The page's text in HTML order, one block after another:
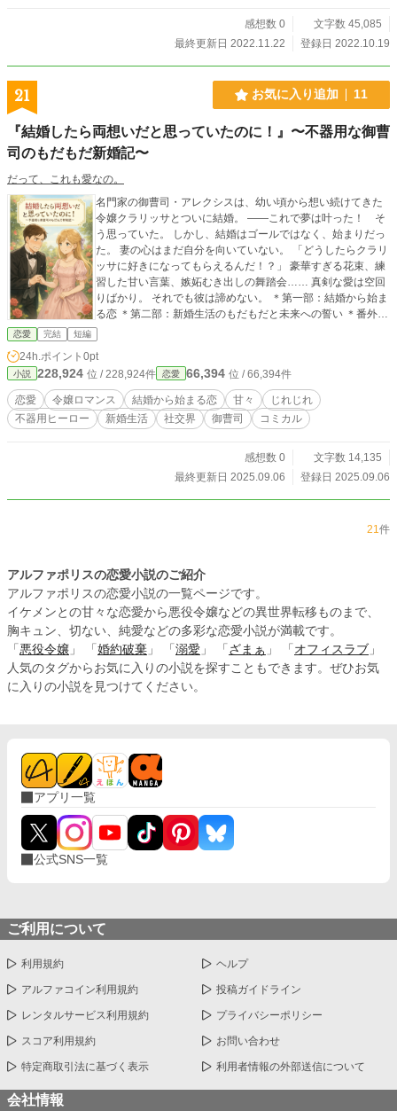
感想数 0
文字数 45,085
最終更新日 2022.11.22
登録日 2022.10.19
21 お気に入り追加 11
『結婚したら両想いだと思っていたのに！』〜不器用な御曹
司のもだもだ新婚記〜
だって、これも愛なの。
名門家の御曹司・アレクシスは、幼い頃から想い続けてきた
令嬢クラリッサとついに結婚。 ――これで夢は叶った！ そ
う思っていた。 しかし、結婚はゴールではなく、始まりだっ
た。 妻の心はまだ自分を向いていない。 「どうしたらクラリ
ッサに好きになってもらえるんだ！？」 豪華すぎる花束、練
習した甘い言葉、嫉妬むき出しの舞踏会…… 真剣な愛は空回
りばかり。 それでも彼は諦めない。 ＊第一部：結婚から始ま
る恋 ＊第二部：新婚生活のもだもだと未来への誓い ＊番外
編：御曹司の記録帳と、使用人たちのささやき 笑えて甘く
て、じれったい。 やがて「彼を選ぶ」と決めたクラリッサと
共に、未来への歩みを重ねていく。 不器用な御曹司の全力ラ
ブコメ、ここに完結。 ――どうぞ、二人の幸せを最後まで見
届けてください。
恋愛 完結 短編
24h.ポイント 0pt
小説 228,924 位 / 228,924件 恋愛 66,394 位 / 66,394件
恋愛 令嬢ロマンス 結婚から始まる恋 甘々
じれじれ
不器用ヒーロー
新婚生活 社交界 御曹司 コミカル
感想数 0
文字数 14,135
最終更新日 2025.09.06
登録日 2025.09.06
21件
アルファポリスの恋愛小説のご紹介
アルファポリスの恋愛小説の一覧ページです。
イケメンとの甘々な恋愛から悪役令嬢などの異世界転移ものまで、
胸キュン、切ない、純愛などの多彩な恋愛小説が満載です。
「 悪役令嬢 」 「 婚約破棄 」 「 溺愛 」 「 ざまぁ 」 「 オフィスラブ 」
人気のタグからお気に入りの小説を探すこともできます。ぜひお気
に入りの小説を見つけてください。
アプリ一覧
公式SNS一覧
ご利用について
利用規約 ヘルプ
アルファコイン利用規約 投稿ガイドライン
レンタルサービス利用規約 プライバシーポリシー
スコア利用規約 お問い合わせ
特定商取引法に基づく表示 利用者情報の外部送信について
会社情報